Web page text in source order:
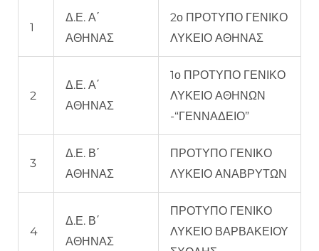
1
Δ.Ε. Α΄
ΑΘΗΝΑΣ
2ο ΠΡΟΤΥΠΟ ΓΕΝΙΚΟ
ΛΥΚΕΙΟ ΑΘΗΝΑΣ
2
Δ.Ε. Α΄
ΑΘΗΝΑΣ
1ο ΠΡΟΤΥΠΟ ΓΕΝΙΚΟ
ΛΥΚΕΙΟ ΑΘΗΝΩΝ
-“ΓΕΝΝΑΔΕΙΟ”
3
Δ.Ε. Β΄
ΑΘΗΝΑΣ
ΠΡΟΤΥΠΟ ΓΕΝΙΚΟ
ΛΥΚΕΙΟ ΑΝΑΒΡΥΤΩΝ
4
Δ.Ε. Β΄
ΑΘΗΝΑΣ
ΠΡΟΤΥΠΟ ΓΕΝΙΚΟ
ΛΥΚΕΙΟ ΒΑΡΒΑΚΕΙΟΥ